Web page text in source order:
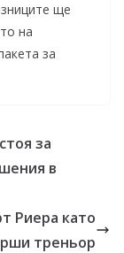
ще
на
за
за
в
Риера като
треньор